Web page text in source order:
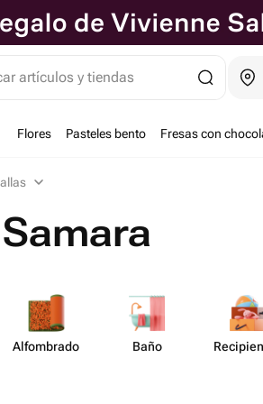
artículos y tiendas
Flores Pasteles bento Fresas con
Alfo​mbrado Baño